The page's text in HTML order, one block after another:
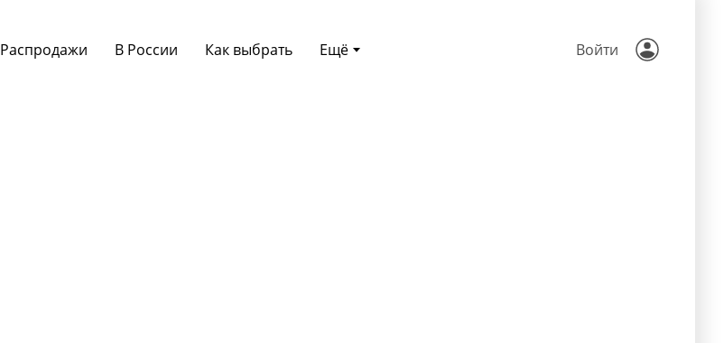
Ещё
Распродажи В России Как выбрать Войти